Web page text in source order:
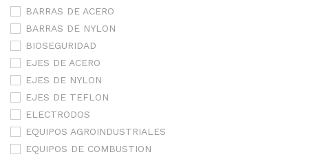
BARRAS DE ACERO
BARRAS DE NYLON
BIOSEGURIDAD
EJES DE ACERO
EJES DE NYLON
EJES DE TEFLON
ELECTRODOS
EQUIPOS AGROINDUSTRIALES
EQUIPOS DE COMBUSTION